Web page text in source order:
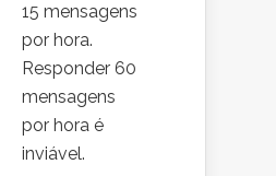
15 mensagens
por hora.
Responder 60
mensagens
por hora é
inviável.